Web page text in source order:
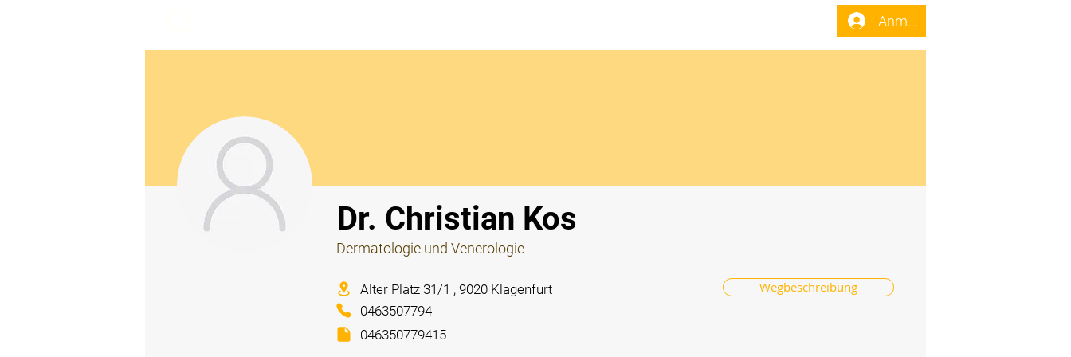
Anmelden
Dr. Christian Kos
Dermatologie und Venerologie
Wegbeschreibung
Alter Platz 31/1 , 9020 Klagenfurt
0463507794
046350779415